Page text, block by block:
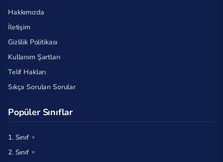
Hakkımızda
İletişim
Gizlilik Politikası
Kullanım Şartları
Telif Hakları
Sıkça Sorulan Sorular
Popüler Sınıflar
1. Sınıf
2. Sınıf